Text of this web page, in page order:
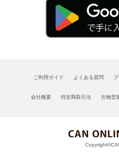
ご利用ガイド よくある質問
会社概要 特定商取引法 古物営